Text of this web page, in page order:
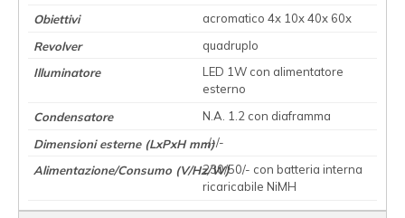
acromatico 4x 10x 40x 60x
quadruplo
LED 1W con alimentatore
esterno
N.A. 1.2 con diaframma
-/-/-
230/50/- con batteria interna
ricaricabile NiMH